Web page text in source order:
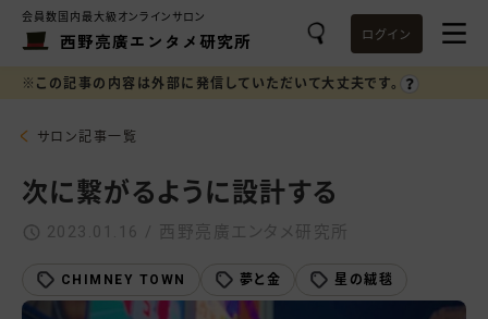
会員数国内最大級オンラインサロン
西野亮廣エンタメ研究所 ログイン
※この記事の内容は外部に発信していただいて大丈夫です。
サロン記事一覧
次に繋がるように設計する
2023.01.16 / 西野亮廣エンタメ研究所
CHIMNEY TOWN 夢と金 星の絨毯